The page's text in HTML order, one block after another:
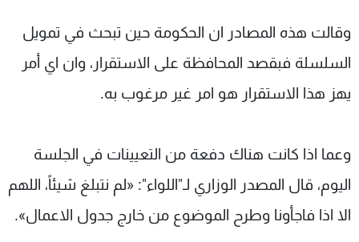
وقالت هذه المصادر ان الحكومة حين تبحث في تمويل
السلسلة فبقصد المحافظة على الاستقرار، وان اي أمر
يهز هذا الاستقرار هو امر غير مرغوب به.
وعما اذا كانت هناك دفعة من التعيينات في الجلسة
اليوم، قال المصدر الوزاري لـ"اللواء": «لم نتبلغ شيئاً، اللهم
الا اذا فاجأونا وطرح الموضوع من خارج جدول الاعمال».